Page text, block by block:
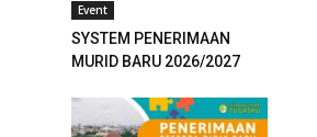
Event
SYSTEM PENERIMAAN
MURID BARU 2026/2027